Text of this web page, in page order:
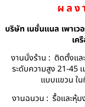
ผลง
บริษัท เนชั่นแนล เพาเ
เค
งานนั่งร้าน : ติดตั้งแล
ระดับความสูง 21-45
แบบแขวน ใ
งานฉนวน : รื้อและหุ้